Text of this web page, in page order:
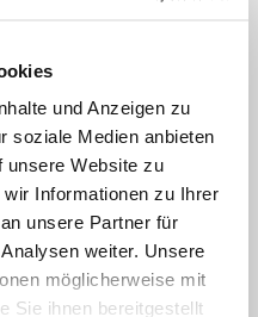
und Anzeigen zu
soziale Medien anbieten
unsere Website zu
Informationen zu Ihrer
unsere Partner für
weiter. Unsere
möglicherweise mit
Sie ihnen bereitgestellt
vor Muslimen
lautMourad
haben und
und
Diejenigen,